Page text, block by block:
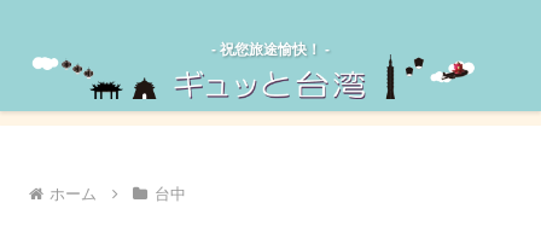
‐ 祝您旅途愉快！ -
ホーム 台中